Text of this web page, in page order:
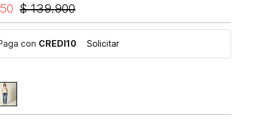
$ 139.900
con CREDI10 Solicitar